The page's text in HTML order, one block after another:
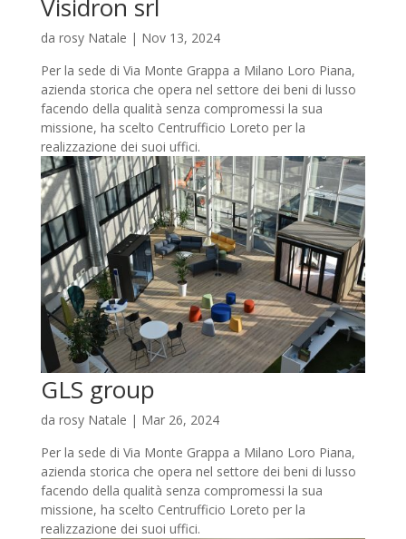
Visidron srl
da rosy Natale | Nov 13, 2024
Per la sede di Via Monte Grappa a Milano Loro Piana,
azienda storica che opera nel settore dei beni di lusso
facendo della qualità senza compromessi la sua
missione, ha scelto Centrufficio Loreto per la
realizzazione dei suoi uffici.
GLS group
da rosy Natale | Mar 26, 2024
Per la sede di Via Monte Grappa a Milano Loro Piana,
azienda storica che opera nel settore dei beni di lusso
facendo della qualità senza compromessi la sua
missione, ha scelto Centrufficio Loreto per la
realizzazione dei suoi uffici.